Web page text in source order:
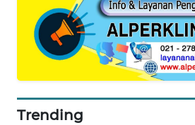
Trending
NEWS
BERAMPU
ANUGERAH
NEWS